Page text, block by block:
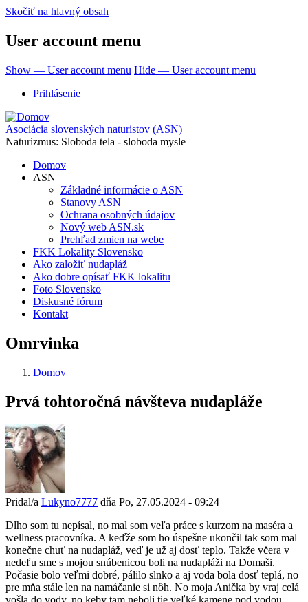
Skočiť na hlavný obsah
User account menu
Show — User account menu Hide — User account menu
Prihlásenie
Asociácia slovenských naturistov (ASN)
Naturizmus: Sloboda tela - sloboda mysle
Domov
ASN
Základné informácie o ASN
Stanovy ASN
Ochrana osobných údajov
Nový web ASN.sk
Prehľad zmien na webe
FKK Lokality Slovensko
Ako založiť nudapláž
Ako dobre opísať FKK lokalitu
Foto Slovensko
Diskusné fórum
Kontakt
Omrvinka
Domov
Prvá tohtoročná návšteva nudapláže
Pridal/a Lukyno7777 dňa Po, 27.05.2024 - 09:24
Dlho som tu nepísal, no mal som veľa práce s kurzom na maséra a
wellness pracovníka. A keďže som ho úspešne ukončil tak som mal
konečne chuť na nudapláž, veď je už aj dosť teplo. Takže včera v
nedeľu sme s mojou snúbenicou boli na nudapláži na Domaši.
Počasie bolo veľmi dobré, pálilo slnko a aj voda bola dosť teplá, no
pre mňa stále len na namáčanie si nôh. No moja Anička by vraj celá